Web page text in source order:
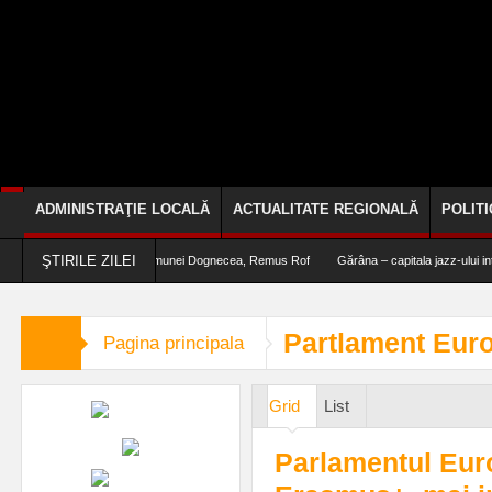
ADMINISTRAŢIE LOCALĂ ACTUALITATE REGIONALĂ
ŞTIRILE ZILEI
afirmă primarul comunei Dognecea, Remus Rof Gărâna – capitala jazz-ului
Pagina principala Partlament
Grid List
Parlamentul